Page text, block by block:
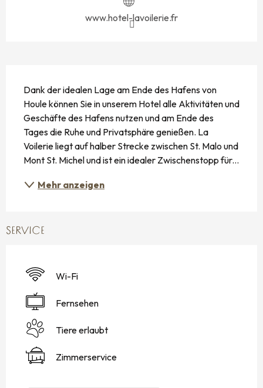
www.hotel-lavoilerie.fr
Dank der idealen Lage am Ende des Hafens von
Houle können Sie in unserem Hotel alle Aktivitäten und
Geschäfte des Hafens nutzen und am Ende des
Tages die Ruhe und Privatsphäre genießen. La
Voilerie liegt auf halber Strecke zwischen St. Malo und
Mont St. Michel und ist ein idealer Zwischenstopp für...
Mehr anzeigen
SERVICE
Wi-Fi
Fernsehen
Tiere erlaubt
Zimmerservice